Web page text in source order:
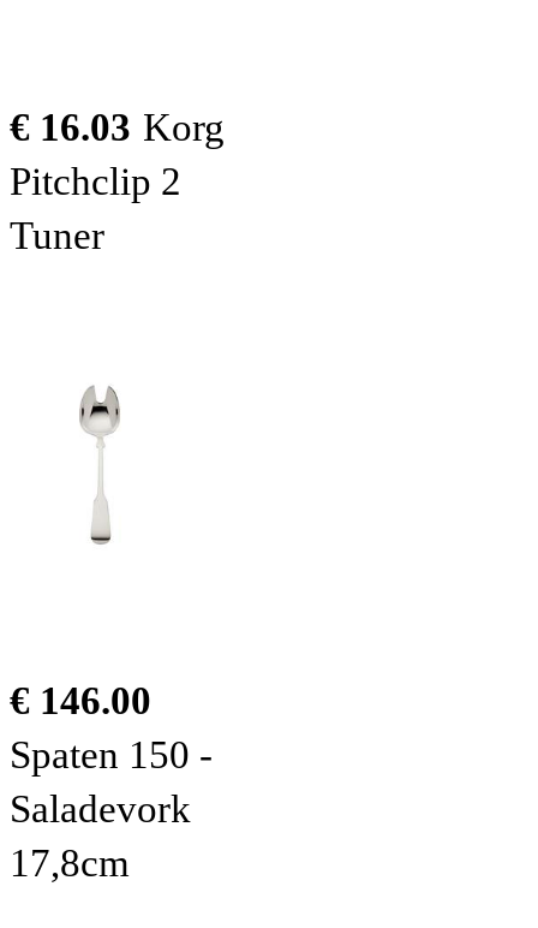
€ 16.03 Korg
Pitchclip 2
Tuner
€ 146.00
Spaten 150 -
Saladevork
17,8cm